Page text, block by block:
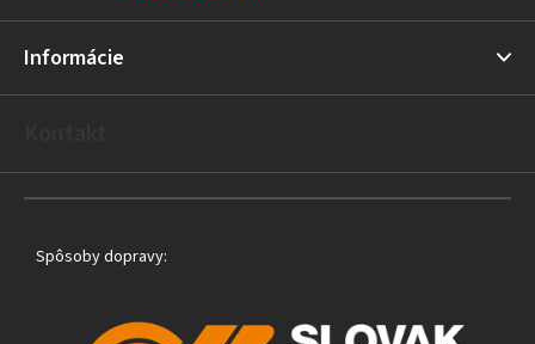
ä
i
Informácie
Spôsoby dopravy: